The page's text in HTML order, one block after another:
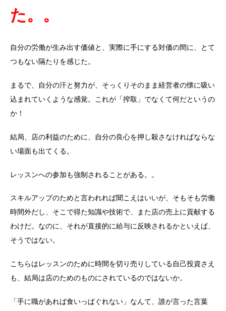
た。。
自分の労働が生み出す価値と、実際に手にする対価の間に、とて
つもない隔たりを感じた。
まるで、自分の汗と努力が、そっくりそのまま経営者の懐に吸い
込まれていくような感覚。これが「搾取」でなくて何だというの
か！
結局、店の利益のために、自分の良心を押し殺さなければならな
い場面も出てくる。
レッスンへの参加も強制されることがある。。
スキルアップのためと言われれば聞こえはいいが、そもそも労働
時間外だし、そこで得た知識や技術で、また店の売上に貢献する
わけだ。なのに、それが直接的に給与に反映されるかといえば、
そうではない。
こちらはレッスンのために時間を切り売りしている自己投資さえ
も、結局は店のためのものにされているのではないか。
「手に職があれば食いっぱぐれない」なんて、誰が言った言葉